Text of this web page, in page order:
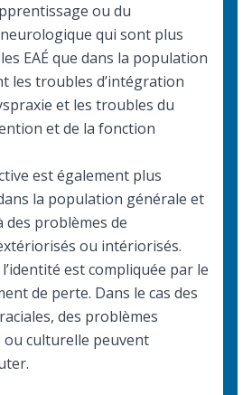
ou du
qui sont plus
EAÉ que dans la population
les troubles d’intégration
et les troubles du
et de la fonction
est également plus
la population générale et
des problèmes de
ou intériorisés.
est compliquée par le
de perte. Dans le cas des
des problèmes
ou culturelle peuvent